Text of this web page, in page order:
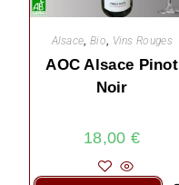
Alsace Bio Vins Rouges
AOC Alsace Pinot
Noir
18,00 €